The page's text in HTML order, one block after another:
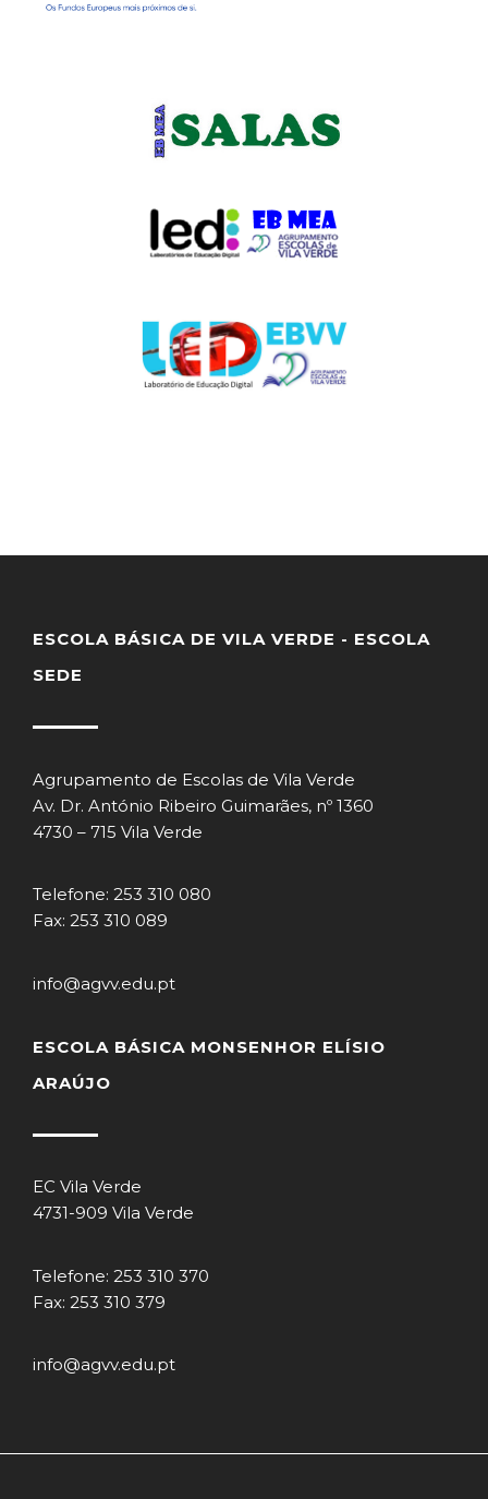
ESCOLA BÁSICA DE VILA VERDE - ESCOLA
SEDE
Agrupamento de Escolas de Vila Verde
Av. Dr. António Ribeiro Guimarães, nº 1360
4730 – 715 Vila Verde
Telefone: 253 310 080
Fax: 253 310 089
info@agvv.edu.pt
ESCOLA BÁSICA MONSENHOR ELÍSIO
ARAÚJO
EC Vila Verde
4731-909 Vila Verde
Telefone: 253 310 370
Fax: 253 310 379
info@agvv.edu.pt